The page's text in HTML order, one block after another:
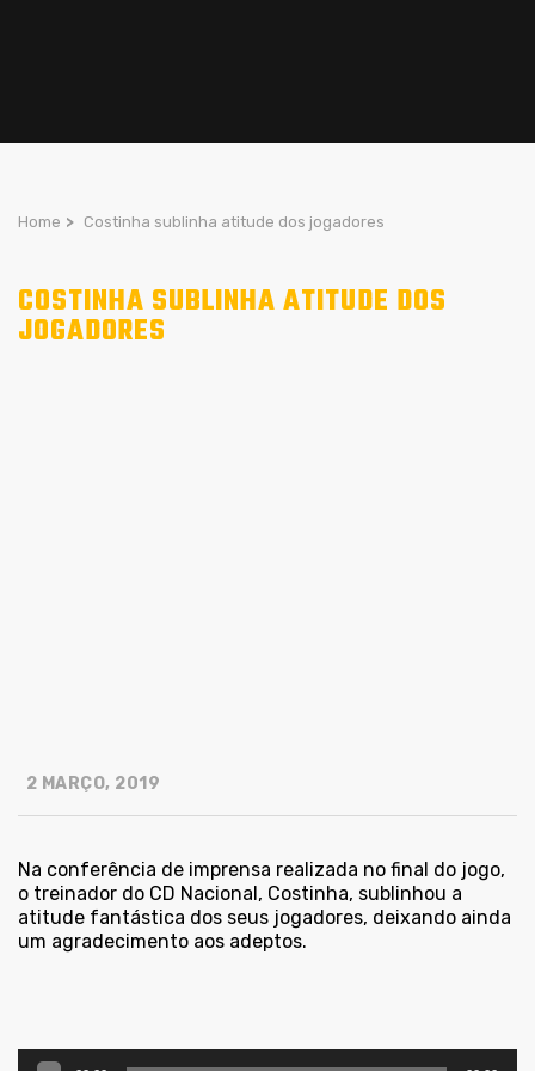
Home > Costinha sublinha atitude dos jogadores
COSTINHA SUBLINHA ATITUDE DOS
JOGADORES
2 MARÇO, 2019
Na conferência de imprensa realizada no final do jogo,
o treinador do CD Nacional, Costinha, sublinhou a
atitude fantástica dos seus jogadores, deixando ainda
um agradecimento aos adeptos.
Reprodutor